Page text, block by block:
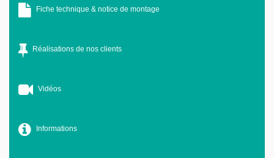
Fiche technique & notice de montage
Réalisations de nos clients
Vidéos
Informations